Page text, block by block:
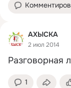
АХЫСКА
2 июл 2014
Разговорная
1